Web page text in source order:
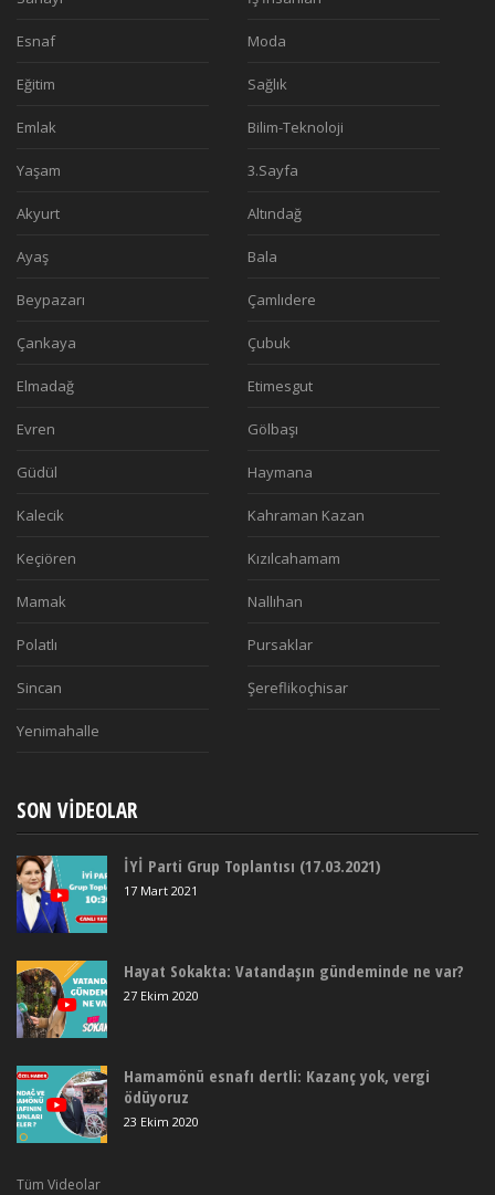
Esnaf Moda
Eğitim Sağlık
Emlak Bilim-Teknoloji
Yaşam 3.Sayfa
Akyurt Altındağ
Ayaş Bala
Beypazarı Çamlıdere
Çankaya Çubuk
Elmadağ Etimesgut
Evren Gölbaşı
Güdül Haymana
Kalecik Kahraman Kazan
Keçiören Kızılcahamam
Mamak Nallıhan
Polatlı Pursaklar
Sincan Şereflikoçhisar
Yenimahalle
SON VIDEOLAR
İYİ Parti Grup Toplantısı (17.03.2021)
17 Mart 2021
Hayat Sokakta: Vatandaşın gündeminde ne var?
27 Ekim 2020
Hamamönü esnafı dertli: Kazanç yok, vergi
ödüyoruz
23 Ekim 2020
Tüm Videolar